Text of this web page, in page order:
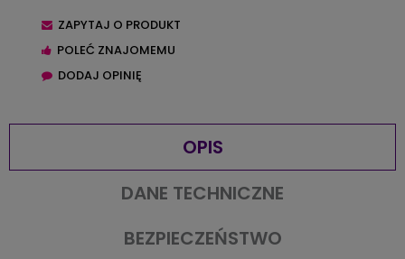
ZAPYTAJ O PRODUKT
POLEĆ ZNAJOMEMU
DODAJ OPINIĘ
OPIS
DANE TECHNICZNE
BEZPIECZEŃSTWO